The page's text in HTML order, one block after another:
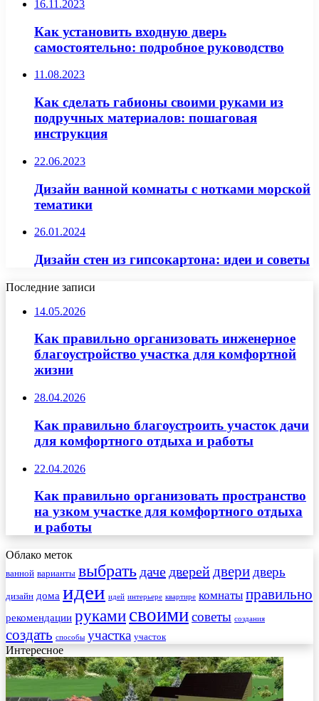
16.11.2023
Как установить входную дверь
самостоятельно: подробное руководство
11.08.2023
Как сделать габионы своими руками из
подручных материалов: пошаговая
инструкция
22.06.2023
Дизайн ванной комнаты с нотками морской
тематики
26.01.2024
Дизайн стен из гипсокартона: идеи и советы
Последние записи
14.05.2026
Как правильно организовать инженерное
благоустройство участка для комфортной
жизни
28.04.2026
Как правильно благоустроить участок дачи
для комфортного отдыха и работы
22.04.2026
Как правильно организовать пространство
на узком участке для комфортного отдыха
и работы
Облако меток
ванной варианты выбрать даче дверейдвери дверь
дизайн дома идеи идей интерьере квартире комнаты правильно
рекомендации руками своимисоветы создания
создать способы участка участок
Интересное